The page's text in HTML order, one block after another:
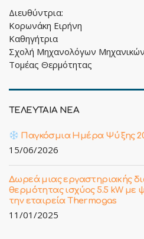
Διευθύντρια:
Κορωνάκη Ειρήνη
Καθηγήτρια
Σχολή Μηχανολόγων Μηχανικών
Τομέας Θερμότητας
ΤΕΛΕΥΤΑΙΑ ΝΕΑ
Παγκόσμια Ημέρα Ψύξης
15/06/2026
Δωρεά μιας εργαστηριακής
θερμότητας ισχύος 5.5 kW με
την εταιρεία Thermogas
11/01/2025